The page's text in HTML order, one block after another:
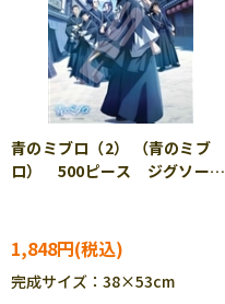
青のミブロ（2） （青のミブ
ロ） 500ピース ジグソーパ
1,848円
完成サイズ：38×53cm